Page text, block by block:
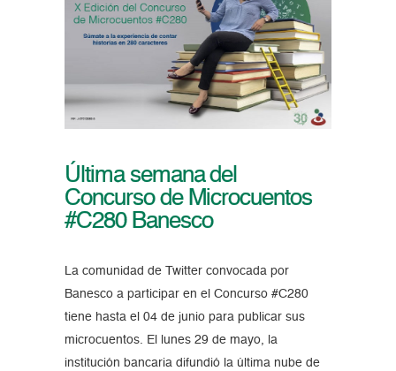
Última semana del
Concurso de Microcuentos
#C280 Banesco
La comunidad de Twitter convocada por
Banesco a participar en el Concurso #C280
tiene hasta el 04 de junio para publicar sus
microcuentos. El lunes 29 de mayo, la
institución bancaria difundió la última nube de